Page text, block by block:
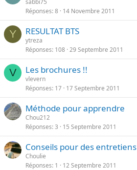
sabbi75
Réponses 8 14 Novembre 2011
Y RESULTAT BTS
ytreza
Réponses 108 29 Septembre 2011
V Les brochures !!
vlevern
Réponses 17 17 Septembre 2011
Méthode pour apprendre
Chou212
Réponses 3 15 Septembre 2011
Conseils pour des entretiens
Choulie
Réponses 1 12 Septembre 2011